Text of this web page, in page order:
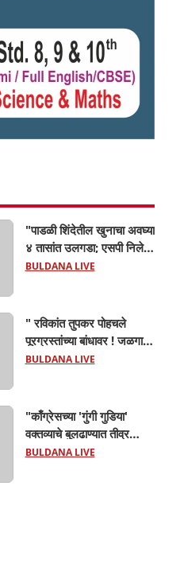
"पाडळी शिंदेतील खुनाचा अवघ्या
४ तासांत उलगडा; एसपी निलेश
तांबे यांच्या मार्गदर्शनाखाली
BULDANA LIVE
" रविकांत तुपकर पोहचले
पूरग्रस्तांच्या बांधावर ! जळगाव
जामोद तालुक्यात केला १५
दाखवण्याचे आदेश कुणाचे?
BULDANA LIVE
"काँग्रेसच्या 'गुंगी गुडिया'
वक्तव्याचे बुलढाण्यात तीव्र
पडसाद! राष्ट्रवादी अजित पवार
BULDANA LIVE